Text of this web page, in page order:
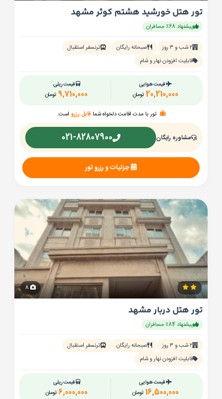
تور هتل خورشید هشتم کوثر مشهد
پیشنهاد 68٪ مسافران
۲ شب و ۳ روز صبحانه رایگان
ترنسفر استقبال
قابلیت افزودن نهار و شام
قیمت هوایی
تومان 20,210,000
قیمت ریلی
تومان 9,710,000
تور با مدت اقامت دلخواه شما قابل رزرو است.
مشاوره رایگان 021-82807900
جزئیات و رزرو تور
تور هتل دربار مشهد
پیشنهاد 84٪ مسافران
۲ شب و ۳ روز صبحانه رایگان
ترنسفر استقبال
قابلیت افزودن نهار و شام
قیمت هوایی
تومان 16,500,000
قیمت ریلی
تومان 6,000,000